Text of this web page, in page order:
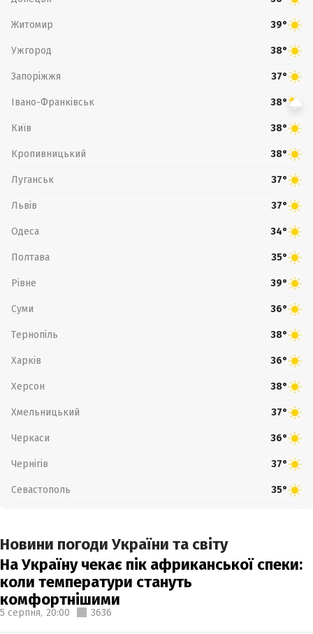
Житомир 39°
Ужгород 38°
Запоріжжя 37°
Івано-Франківськ 38°
Київ 38°
Кропивницький 38°
Луганськ 37°
Львів 37°
Одеса 34°
Полтава 35°
Рівне 39°
Суми 36°
Тернопіль 38°
Харків 36°
Херсон 38°
Хмельницький 37°
Черкаси 36°
Чернігів 37°
Севастополь 35°
Новини погоди України та світу
На Україну чекає пік африканської спеки:
коли температури стануть
комфортнішими
5 серпня, 20:00 3636